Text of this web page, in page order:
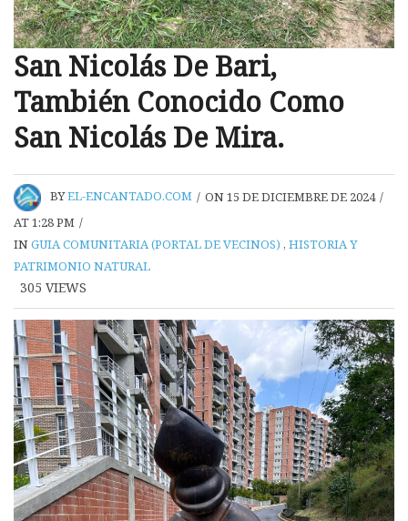
San Nicolás De Bari,
También Conocido Como
San Nicolás De Mira.
BYEL-ENCANTADO.COM / ON 15 DE DICIEMBRE DE 2024 /
AT 1:28 PM /
INGUIA COMUNITARIA (PORTAL DE VECINOS) , HISTORIA Y
PATRIMONIO NATURAL
305 VIEWS